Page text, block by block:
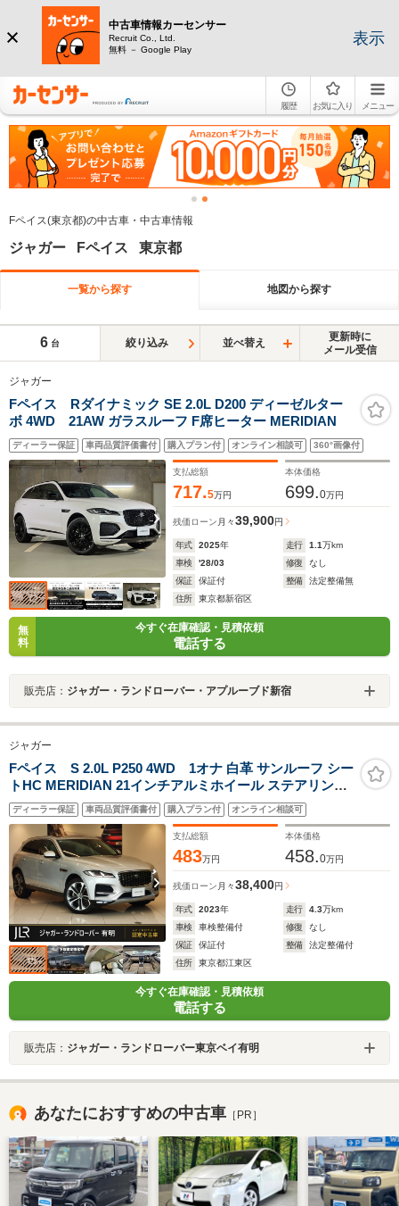
中古車情報カーセンサー
Recruit Co., Ltd.
無料 － Google Play
表示
履歴 お気に入り メニュー
Fペイス(東京都)の中古車・中古車情報
ジャガー Fペイス 東京都
一覧から探す 地図から探す
6 台 絞り込み 並べ替え
更新時に
メール受信
ジャガー
Fペイス Rダイナミック SE 2.0L D200 ディーゼルター
ボ 4WD 21AW ガラスルーフ F席ヒーター MERIDIAN
ディーラー保証 車両品質評価書付 購入プラン付 オンライン相談可 360°画像付
支払総額
717.5万円
本体価格
699.0万円
残価ローン 月々39,900円
年式 2025年 走行 1.1万km
車検
'28/03 修復
なし
保証
保証付 整備
法定整備無
住所
東京都新宿区
無
料
今すぐ在庫確認・見積依頼
電話する
販売店： ジャガー・ランドローバー・アプルーブド新宿
ジャガー
Fペイス S 2.0L P250 4WD 1オナ 白革 サンルーフ シー
トHC MERIDIAN 21インチアルミホイール ステアリング
ヒーター パワーテールゲート 電動調整ステアリングコラ
ム プレミアムLEDヘッドライト アンビエントライト
ディーラー保証 車両品質評価書付 購入プラン付 オンライン相談可
支払総額
483万円
本体価格
458.0万円
残価ローン 月々38,400円
年式 2023年 走行 4.3万km
車検
車検整備付 修復
なし
保証
保証付 整備
法定整備付
住所
東京都江東区
今すぐ在庫確認・見積依頼
電話する
販売店： ジャガー・ランドローバー東京ベイ有明
あなたにおすすめの中古車 ［PR］